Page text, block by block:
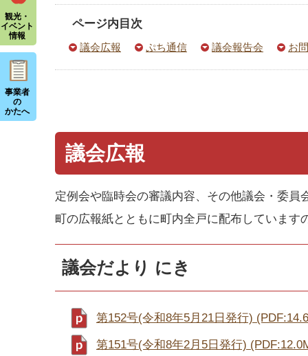
観光・
イベント
情報
事業者
の
かたへ
ページ内目次
議会広報 ぷち通信 議会報告会 お
議会広報
定例会や臨時会の審議内容、その他議会・委
町の広報紙とともに町内全戸に配布しています
議会だより にき
第152号(令和8年5月21日発行)
第151号(令和8年2月5日発行)